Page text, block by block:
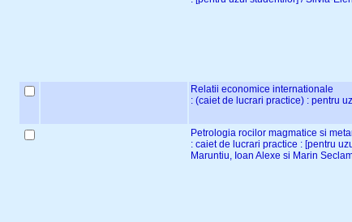
Relatii economice internationale
: (caiet de lucrari practice) : pentru
Petrologia rocilor magmatice si
: caiet de lucrari practice : [pentru
Maruntiu, Ioan Alexe si Marin